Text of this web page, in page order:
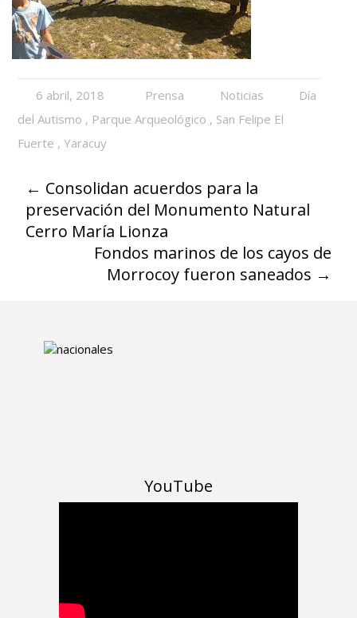
6 abril, 2018 Prensa Noticias
Día
del Autismo , Parque Arqueológico , San Felipe El
Fuerte ,Yaracuy
← Consolidan acuerdos para la
preservación del Monumento Natural
Cerro María Lionza
Fondos marinos de los cayos de
Morrocoy fueron saneados →
YouTube